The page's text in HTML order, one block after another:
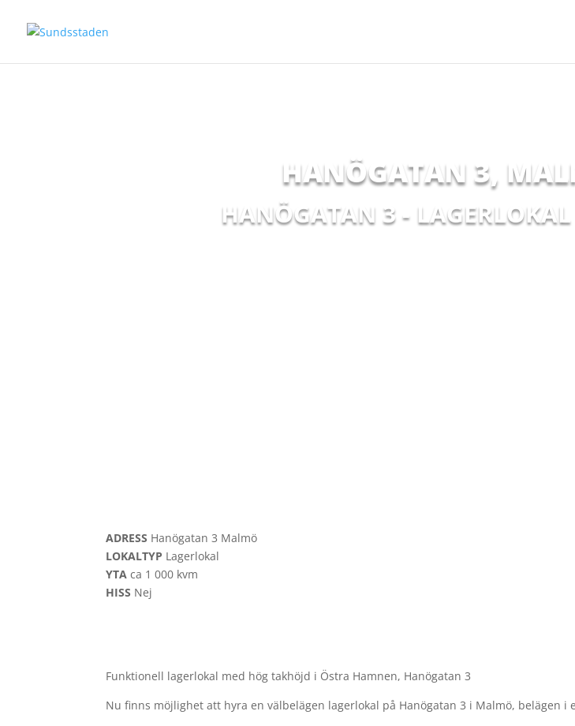
HANÖGATAN 3,
HANÖGATAN 3 -
ADRESS Hanögatan 3 Malmö
LOKALTYP Lagerlokal
YTAca 1 000 kvm
HISS Nej
Funktionell lagerlokal med hög takhöjd i Östra Hamnen, Hanögatan 3
Nu finns möjlighet att hyra en välbelägen lagerlokal på Hanögatan 3 i Malmö, belägen i